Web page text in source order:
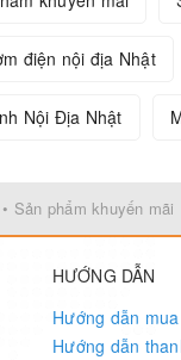
điện nội địa Nhật
Nội Địa Nhật
• Sản phẩm khuyến mãi
HƯỚNG DẪN
Hướng dẫn
Hướng dẫn